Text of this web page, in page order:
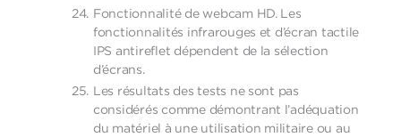
Fonctionnalité de webcam HD. Les
fonctionnalités infrarouges et d’écran tactile
IPS antireflet dépendent de la sélection
d’écrans.
Les résultats des tests ne sont pas
considérés comme démontrant l’adéquation
du matériel à une utilisation militaire ou au